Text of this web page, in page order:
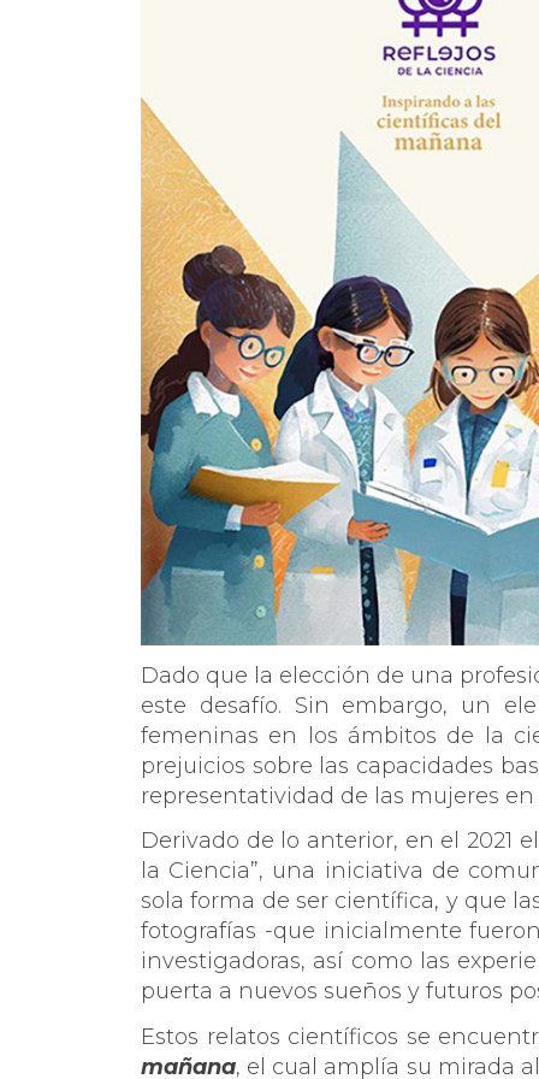
Dado que la elección de una
este desafío. Sin embargo, un
femeninas en los ámbitos de la
prejuicios sobre las capacidades
representatividad de las mujeres
Derivado de lo anterior, en el 2021
la Ciencia”, una iniciativa de
sola forma de ser científica, y que
fotografías -que inicialmente
investigadoras, así como las
puerta a nuevos sueños y futuros
Estos relatos científicos se
mañana, el cual amplía su mirada